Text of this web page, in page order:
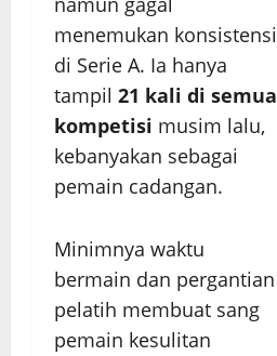
menemukan konsistensi
di Serie A. Ia hanya
tampil 21 kali di semua
kompetisi musim lalu,
kebanyakan sebagai
pemain cadangan.
Minimnya waktu
bermain dan pergantian
pelatih membuat sang
pemain kesulitan